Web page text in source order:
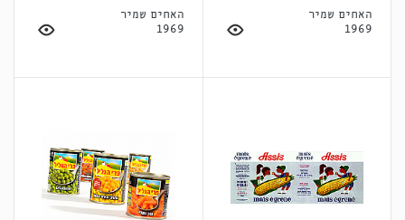
האחים שמיר
1969
האחים שמיר
1969